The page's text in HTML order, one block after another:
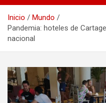
Inicio
Mundo
Pandemia: hoteles de
nacional